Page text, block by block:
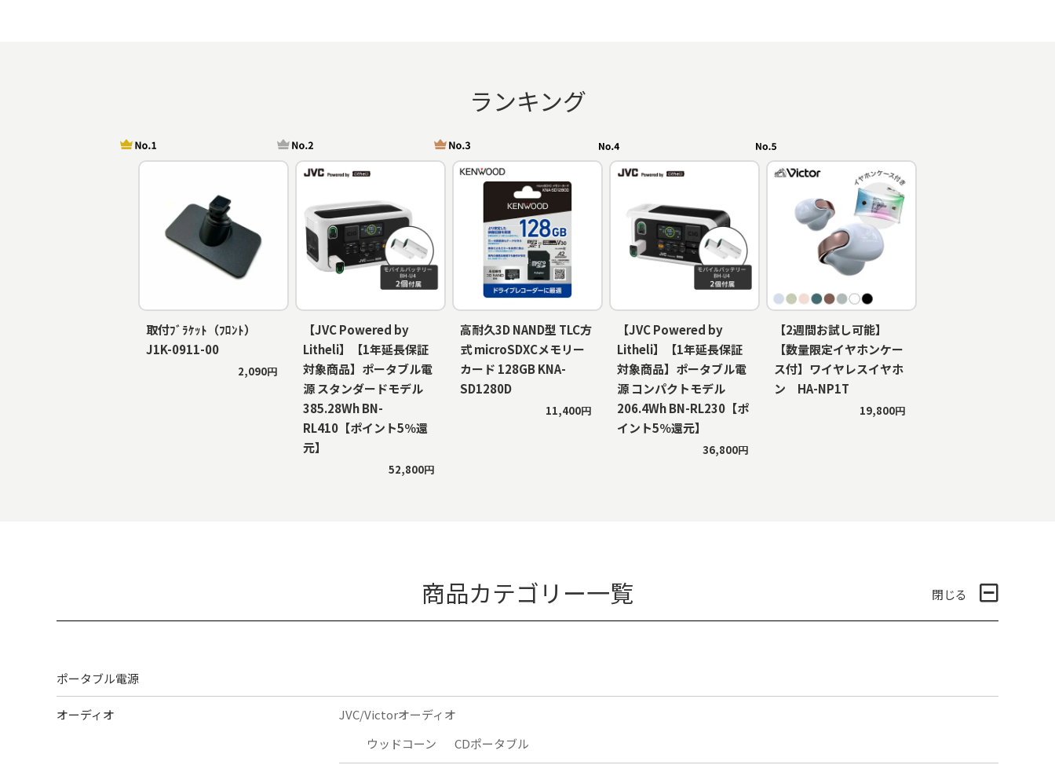
ランキング
取付ﾌﾞﾗｹｯﾄ（ﾌﾛﾝﾄ）
J1K-0911-00
2,090円
【JVC Powered by
Litheli】【1年延長保証
対象商品】ポータブル電
源 スタンダードモデル
385.28Wh BN-
RL410【ポイント5％還
元】
52,800円
高耐久3D NAND型 TLC方
式 microSDXCメモリー
カード 128GB KNA-
SD1280D
11,400円
【JVC Powered by
Litheli】【1年延長保証
対象商品】ポータブル電
源 コンパクトモデル
206.4Wh BN-RL230【ポ
イント5％還元】
36,800円
【2週間お試し可能】
【数量限定イヤホンケー
ス付】ワイヤレスイヤホ
ン HA-NP1T
19,800円
商品カテゴリー一覧
ポータブル電源
オーディオ
JVC/Victorオーディオ
ウッドコーン
CDポータブル